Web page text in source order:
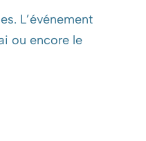
L’événement
ou encore le